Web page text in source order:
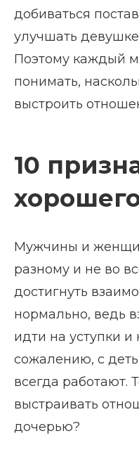
добиваться
улучшать
Поэтому каждый
понимать,
выстроить
10
Мужчины и
разному и не во
достигнуть
нормально, ведь
идти на уступки
сожалению, с
всегда работают.
выстраивать
дочерью?